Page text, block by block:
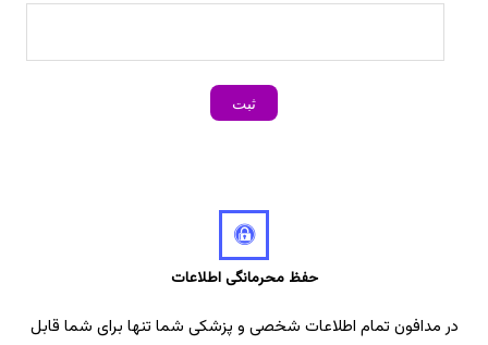
حفظ محرمانگی اطلاعات
در مدافون تمام اطلاعات شخصی و پزشکی شما تنها برای شما قابل